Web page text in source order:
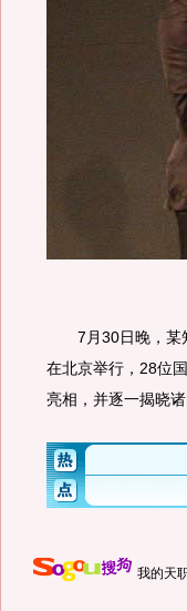
7月30日晚，某知
在北京举行，28位
亮相，并逐一揭晓
我的天